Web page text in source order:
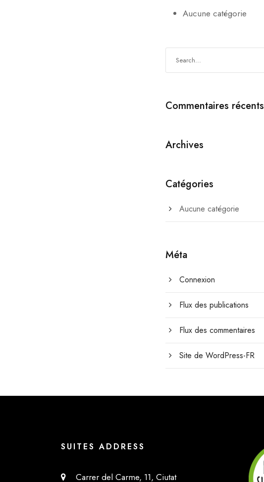
Aucune catégorie
Commentaires récents
Archives
Catégories
Aucune catégorie
Méta
Connexion
Flux des publications
Flux des commentaires
Site de WordPress-FR
SUITES ADDRESS
Carrer del Carme, 11, Ciutat